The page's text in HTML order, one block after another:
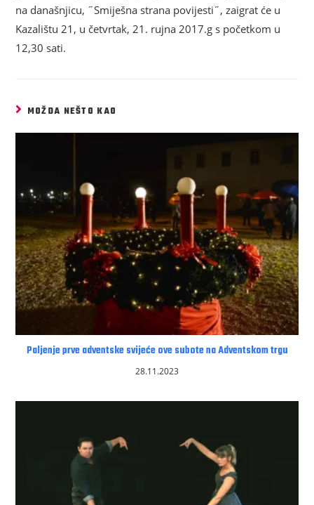
na današnjicu, ˝Smiješna strana povijesti˝, zaigrat će u
Kazalištu 21, u četvrtak, 21. rujna 2017.g s početkom u
12,30 sati.
MOŽDA NEŠTO KAO
Paljenje prve adventske svijeće ove subote na Adventskom trgu
28.11.2023